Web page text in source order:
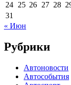
24 25 26 27 28
31
« Июн
Рубрики
Автоновости
Автособытия